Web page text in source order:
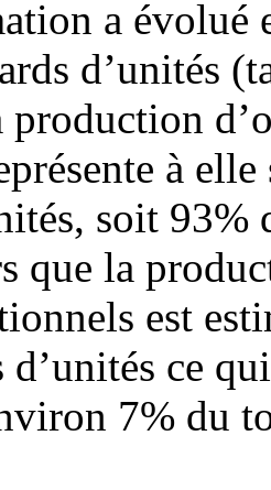
a évolué
d’unités
production
à elle
soit 93%
que la
est
ce qui
7% du